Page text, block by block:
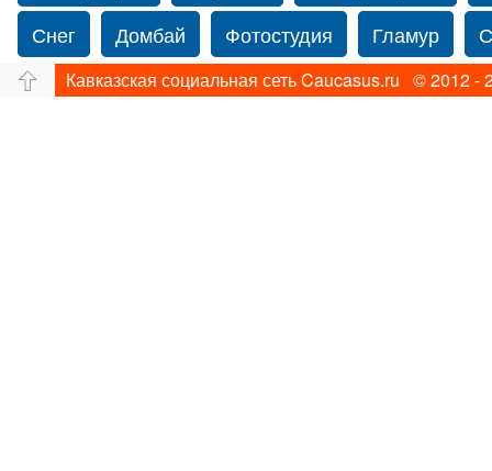
Снег
Домбай Фотостудия Гламур
Путешествие
Перевал Свадьба фото
Кавказская социальная сеть Caucasus.ru © 2012 -